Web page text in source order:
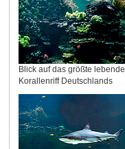
Blick auf das größte lebende
Korallenriff Deutschlands